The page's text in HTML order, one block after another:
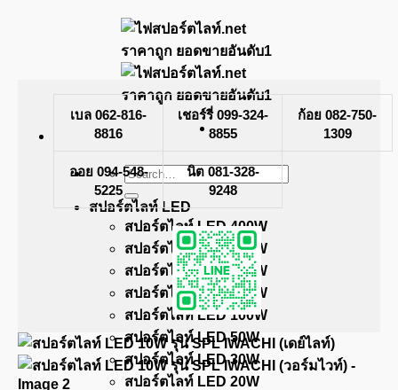
Search
for:
สปอร์ตไลท์ LED
สปอร์ตไลท์ LED 400W
สปอร์ตไลท์ LED 300W
สปอร์ตไลท์ LED 200W
สปอร์ตไลท์ LED 150W
สปอร์ตไลท์ LED 100W
สปอร์ตไลท์ LED 50W
สปอร์ตไลท์ LED 30W
สปอร์ตไลท์ LED 20W
เบล 062-816-
8816
เชอร์รี่ 099-324-
8855
ก้อย 082-750-
1309
ออย 094-548-
5225
นิต 081-328-
9248